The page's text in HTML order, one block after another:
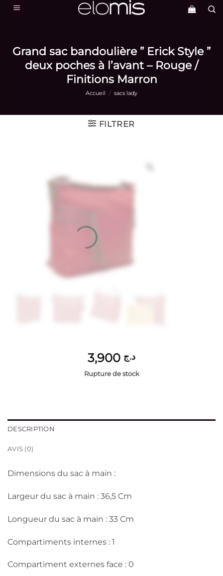
Passer
Grand sac bandoulière ” Erick Style ”
deux poches à l’avant – Rouge /
Finitions Marron
Accueil / sacs lady
FILTRER
د.ج
Rupture de stock
DESCRIPTION
AVIS (0)
Dimensions du sac à main :
Largeur du sac à main : 36,5 Cm
Longueur du sac à main : 33 Cm
Compartiments internes : 1
Compartiment externes face : 0